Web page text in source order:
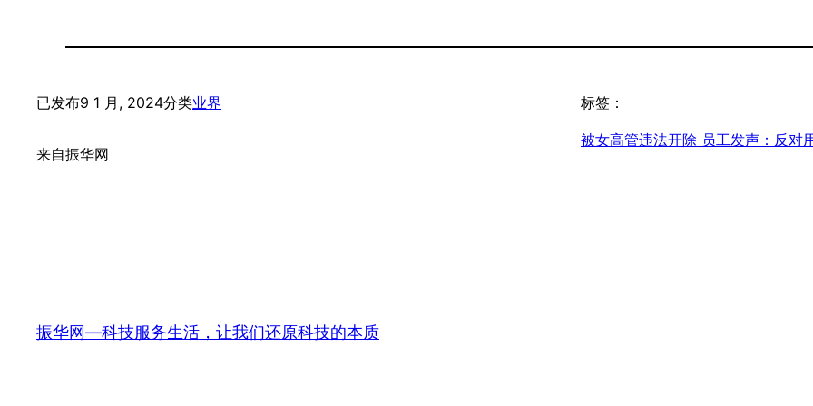
已发布9 1 月, 2024分类业界
来自振华网
标签：
被女高管违法开除 员工发声：反对
振华网—科技服务生活，让我们还原科技的本质